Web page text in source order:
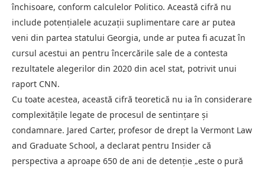
închisoare, conform calculelor Politico. Această cifră nu
include potențialele acuzații suplimentare care ar putea
veni din partea statului Georgia, unde ar putea fi acuzat în
cursul acestui an pentru încercările sale de a contesta
rezultatele alegerilor din 2020 din acel stat, potrivit unui
raport CNN.
Cu toate acestea, această cifră teoretică nu ia în considerare
complexitățile legate de procesul de sentințare și
condamnare. Jared Carter, profesor de drept la Vermont Law
and Graduate School, a declarat pentru Insider că
perspectiva a aproape 650 de ani de detenție „este o pură